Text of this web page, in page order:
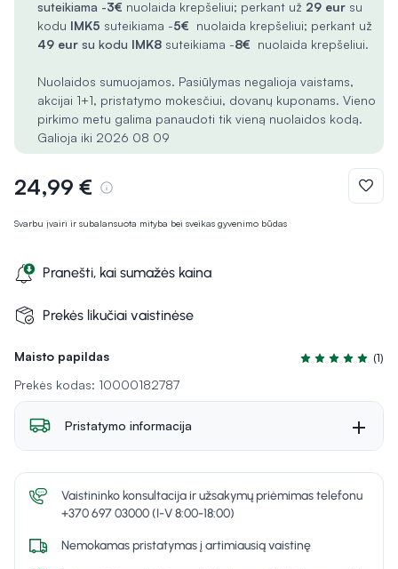
Maisto papildas
Įvertinimas 5.0
(1)
Prekės kodas: 10000182787
Svarbu įvairi ir subalansuota mityba bei sveikas gyvenimo būdas
suteikiama -3€ nuolaida krepšeliui; perkant už 29 eur su
kodu IMK5 suteikiama -5€ nuolaida krepšeliui; perkant už
49 eur su kodu IMK8 suteikiama -8€ nuolaida krepšeliui.
Nuolaidos sumuojamos. Pasiūlymas negalioja vaistams,
akcijai 1+1, pristatymo mokesčiui, dovanų kuponams. Vieno
pirkimo metu galima panaudoti tik vieną nuolaidos kodą.
Galioja iki 2026 08 09
24,99 €
Pranešti, kai sumažės kaina
Prekės likučiai vaistinėse
Pristatymo informacija
Vaistininko konsultacija ir užsakymų priėmimas telefonu
+370 697 03000 (I-V 8:00-18:00)
Nemokamas pristatymas į artimiausią vaistinę